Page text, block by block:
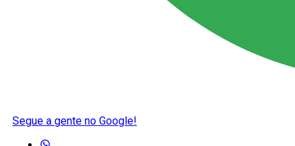
Segue a gente no Google!